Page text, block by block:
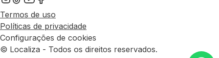
Termos de uso
Políticas de privacidade
Configurações de cookies
© Localiza - Todos os direitos reservados.